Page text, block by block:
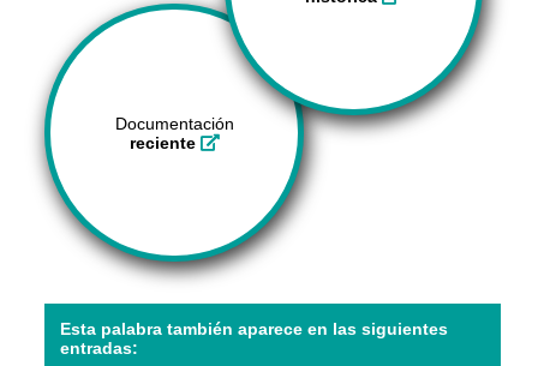
Documentación
reciente
Esta palabra también aparece en las siguientes
entradas: